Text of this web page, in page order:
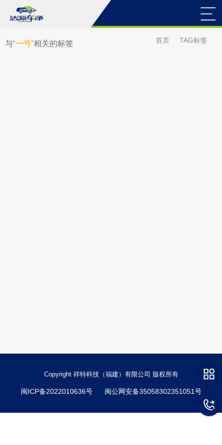
与“一号”相关的标签 首页 TAG标签
Copyright 祥特科技（福建）有限公司 版权所有
闽ICP备2022010636号 闽公网安备35058302351051号